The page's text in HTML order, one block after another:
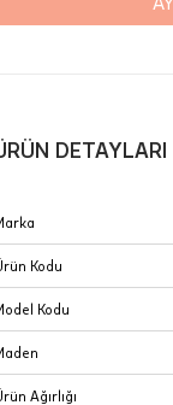
Stoklar çok
E-Posta Adresi
DETAYLARI
Kodu
Kodu
Ağırlığı
Sertifika
JTR |
Sipariş